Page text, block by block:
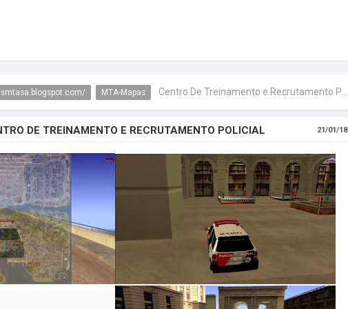
MTA-Mapas Centro De Treinamento e Recrutamento Policial
DE TREINAMENTO E RECRUTAMENTO POLICIAL 21/01/18